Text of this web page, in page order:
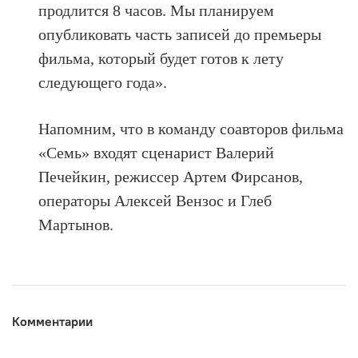
продлится 8 часов. Мы планируем
опубликовать часть записей до премьеры
фильма, который будет готов к лету
следующего года».
Напомним, что в команду соавторов фильма
«Семь» входят сценарист Валерий
Печейкин, режиссер Артем Фирсанов,
операторы Алексей Вензос и Глеб
Мартынов.
Комментарии